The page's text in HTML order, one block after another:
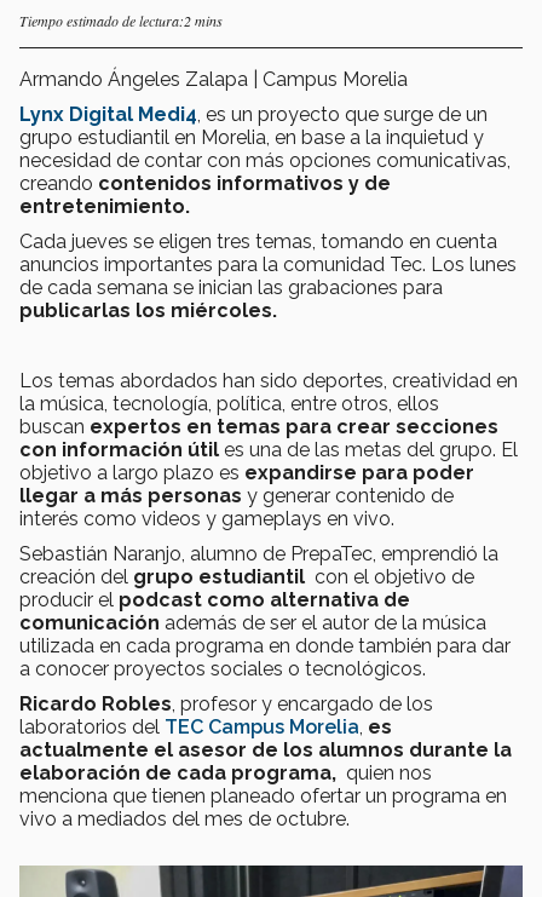
Tiempo estimado de lectura:2 mins
Armando Ángeles Zalapa | Campus Morelia
Lynx Digital Medi4 , es un proyecto que surge de un
grupo estudiantil en Morelia, en base a la inquietud y
necesidad de contar con más opciones comunicativas,
creando contenidos informativos y de
entretenimiento.
Cada jueves se eligen tres temas, tomando en cuenta
anuncios importantes para la comunidad Tec. Los lunes
de cada semana se inician las grabaciones para
publicarlas los miércoles.
Los temas abordados han sido deportes, creatividad en
la música, tecnología, política, entre otros, ellos
buscan expertos en temas para crear secciones
con información útil es una de las metas del grupo. El
objetivo a largo plazo es expandirse para poder
llegar a más personas y generar contenido de
interés como videos y gameplays en vivo.
Sebastián Naranjo, alumno de PrepaTec, emprendió la
creación del grupo estudiantil con el objetivo de
producir el podcast como alternativa de
comunicación además de ser el autor de la música
utilizada en cada programa en donde también para dar
a conocer proyectos sociales o tecnológicos.
Ricardo Robles , profesor y encargado de los
laboratorios del TEC Campus Morelia es
actualmente el asesor de los alumnos durante la
elaboración de cada programa, quien nos
menciona que tienen planeado ofertar un programa en
vivo a mediados del mes de octubre.